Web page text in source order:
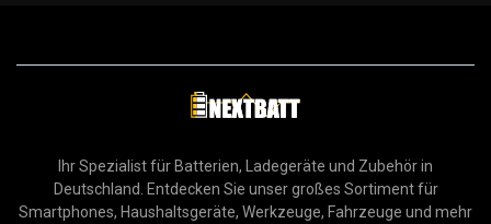
Ihr Spezialist für Batterien, Ladegeräte und Zubehör in
Deutschland. Entdecken Sie unser großes Sortiment für
Smartphones, Haushaltsgeräte, Werkzeuge, Fahrzeuge und mehr